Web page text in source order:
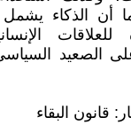
أن الذكاء
للعلاقات
الصعيد